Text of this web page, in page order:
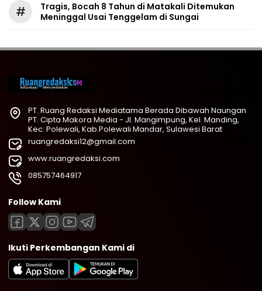
#
Tragis, Bocah 8 Tahun di Matakali Ditemukan
Meninggal Usai Tenggelam di Sungai
PT. Ruang Redaksi Mediatama Berada Dibawah Naungan
PT. Cipta Makora Media - Jl. Mangimpung, Kel. Manding,
Kec. Polewali, Kab.Polewali Mandar, Sulawesi Barat
ruangredaksi12@gmail.com
www.ruangredaksi.com
085757464917
Follow Kami
Ikuti Perkembangan Kami di